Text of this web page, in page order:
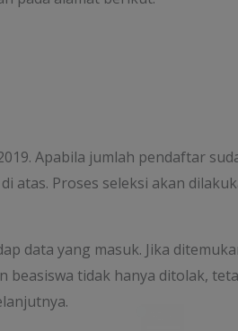
Apabila jumlah pendaftar
atas. Proses seleksi akan
data yang masuk. Jika
beasiswa tidak hanya ditolak,
info terkini seputar
langsung dari emailmu? Isi
bawah ini ya: